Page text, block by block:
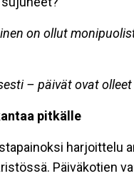
on ollut
– päivät ovat
pitkälle
harjoittelu
Päiväkotien